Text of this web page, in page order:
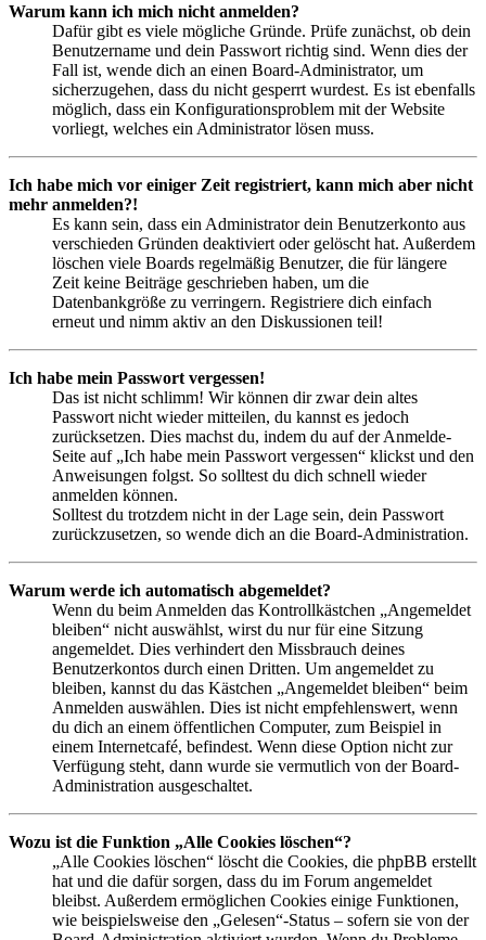
Warum kann ich mich nicht anmelden?
Dafür gibt es viele mögliche Gründe. Prüfe zunächst, ob dein
Benutzername und dein Passwort richtig sind. Wenn dies der
Fall ist, wende dich an einen Board-Administrator, um
sicherzugehen, dass du nicht gesperrt wurdest. Es ist ebenfalls
möglich, dass ein Konfigurationsproblem mit der Website
vorliegt, welches ein Administrator lösen muss.
Ich habe mich vor einiger Zeit registriert, kann mich aber nicht
mehr anmelden?!
Es kann sein, dass ein Administrator dein Benutzerkonto aus
verschieden Gründen deaktiviert oder gelöscht hat. Außerdem
löschen viele Boards regelmäßig Benutzer, die für längere
Zeit keine Beiträge geschrieben haben, um die
Datenbankgröße zu verringern. Registriere dich einfach
erneut und nimm aktiv an den Diskussionen teil!
Ich habe mein Passwort vergessen!
Das ist nicht schlimm! Wir können dir zwar dein altes
Passwort nicht wieder mitteilen, du kannst es jedoch
zurücksetzen. Dies machst du, indem du auf der Anmelde-
Seite auf „Ich habe mein Passwort vergessen“ klickst und den
Anweisungen folgst. So solltest du dich schnell wieder
anmelden können.
Solltest du trotzdem nicht in der Lage sein, dein Passwort
zurückzusetzen, so wende dich an die Board-Administration.
Warum werde ich automatisch abgemeldet?
Wenn du beim Anmelden das Kontrollkästchen „Angemeldet
bleiben“ nicht auswählst, wirst du nur für eine Sitzung
angemeldet. Dies verhindert den Missbrauch deines
Benutzerkontos durch einen Dritten. Um angemeldet zu
bleiben, kannst du das Kästchen „Angemeldet bleiben“ beim
Anmelden auswählen. Dies ist nicht empfehlenswert, wenn
du dich an einem öffentlichen Computer, zum Beispiel in
einem Internetcafé, befindest. Wenn diese Option nicht zur
Verfügung steht, dann wurde sie vermutlich von der Board-
Administration ausgeschaltet.
Wozu ist die Funktion „Alle Cookies löschen“?
„Alle Cookies löschen“ löscht die Cookies, die phpBB erstellt
hat und die dafür sorgen, dass du im Forum angemeldet
bleibst. Außerdem ermöglichen Cookies einige Funktionen,
wie beispielsweise den „Gelesen“-Status – sofern sie von der